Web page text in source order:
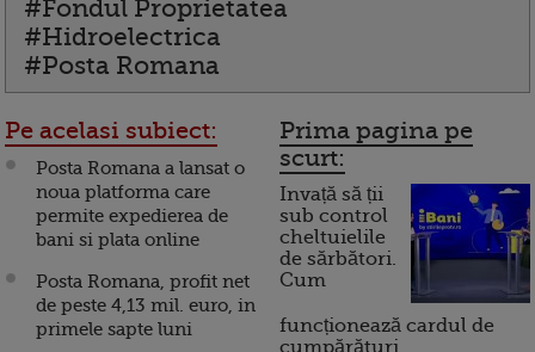
#Fondul Proprietatea
#Hidroelectrica
#Posta Romana
Pe acelasi subiect:
Posta Romana a lansat o
noua platforma care
permite expedierea de
bani si plata online
Posta Romana, profit net
de peste 4,13 mil. euro, in
primele sapte luni
Prima pagina pe
scurt:
Invață să ții
sub control
cheltuielile
de sărbători.
Cum
funcționează cardul de
cumpărături